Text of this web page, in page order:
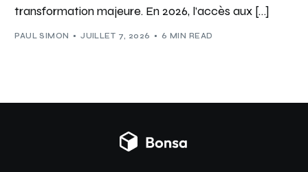
transformation majeure. En 2026, l’accès aux […]
PAUL SIMON JUILLET 7, 2026 6 MIN READ